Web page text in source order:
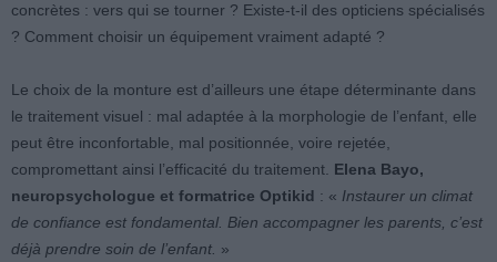
concrètes : vers qui se tourner ? Existe-t-il des opticiens spécialisés
? Comment choisir un équipement vraiment adapté ?
Le choix de la monture est d’ailleurs une étape déterminante dans
le traitement visuel : mal adaptée à la morphologie de l’enfant, elle
peut être inconfortable, mal positionnée, voire rejetée,
compromettant ainsi l’efficacité du traitement. Elena Bayo,
neuropsychologue et formatrice Optikid : « Instaurer un climat
de confiance est fondamental. Bien accompagner les parents, c’est
déjà prendre soin de l’enfant. »